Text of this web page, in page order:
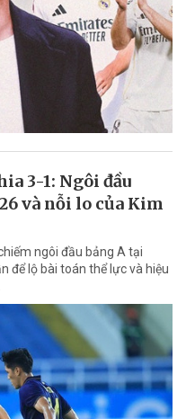
3-1: Ngôi đầu
và nỗi lo của Kim
ngôi đầu bảng A tại
để lộ bài toán thể lực và hiệu